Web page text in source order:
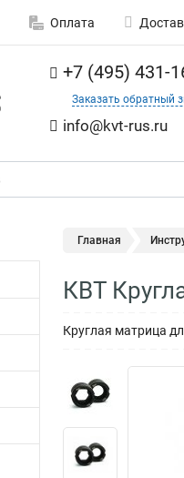
Оплата
+7 (495) 431-
Заказать обратный
info@kvt-rus.ru
Главная
КВТ
Круглая матрица